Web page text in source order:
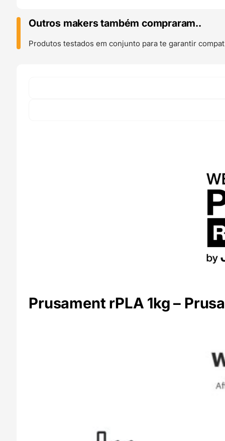
Algae
-
Prusa
Outros makers também compraram..
Produtos testados em conjunto para te garantir
Prusament rPLA 1kg – Prusa